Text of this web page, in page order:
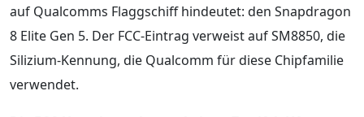
auf Qualcomms Flaggschiff hindeutet: den Snapdragon
8 Elite Gen 5. Der FCC-Eintrag verweist auf SM8850, die
Silizium-Kennung, die Qualcomm für diese Chipfamilie
verwendet.